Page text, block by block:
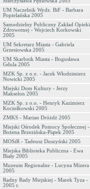
UM Naczelnik Wydz. BiF - Barbara
Popielańska 2005
Samodzielny Publiczny Zakład Opieki
Zdrowotnej - Wojciech Korkowski
2005
UM Sekretarz Miasta - Gabriela
Grzesiowska 2005
UM Skarbnik Miasta - Bogusława
Gdula 2005
MZK Sp. z o.o. - Jacek Włodzimierz
Nowicki 2005
Miejski Dom Kultury - Jerzy
Makselon 2005
MZK Sp. z o.o. - Henryk Kazimierz
Kociołkowski 2005
ZMKS - Marian Dróżdż 2005
Miejski Ośrodek Pomocy Społecznej -
Bożena Brzezińska-Piątek 2005
MOSiR - Tadeusz Duszyński 2005
Miejska Biblioteka Publiczna - Ewa
Biały 2005
Muzeum Regionalne - Lucyna Mizera
2005
Radny Rady Miejskiej - Marek Tyza -
2005 r.